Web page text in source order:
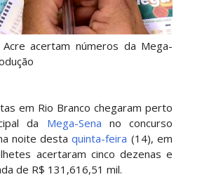
acertam números da Mega-
em Rio Branco chegaram perto
da Mega-Sena no concurso
noite desta quinta-feira (14), em
acertaram cinco dezenas e
de R$ 131,616,51 mil.